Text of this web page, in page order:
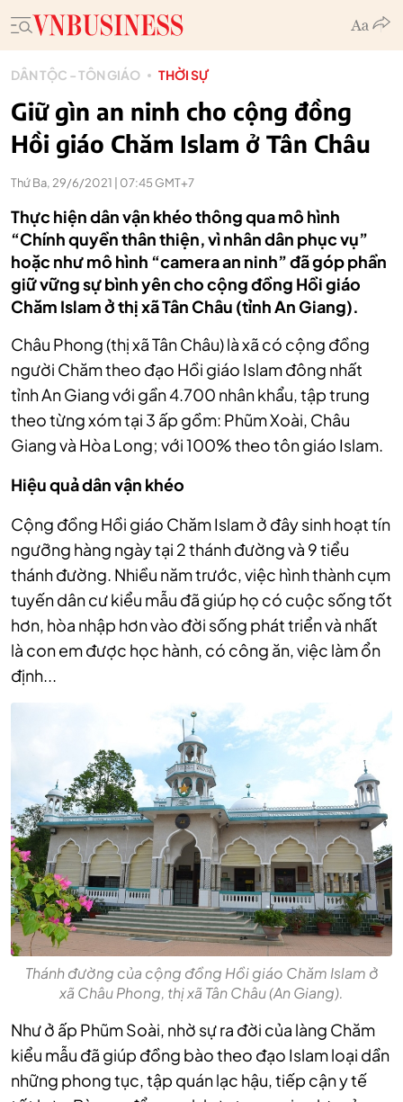
DÂN TỘC - TÔN GIÁO THỜI SỰ
Giữ gìn an ninh cho cộng đồng
Hồi giáo Chăm Islam ở Tân Châu
Thứ Ba, 29/6/2021 | 07:45 GMT+7
Thực hiện dân vận khéo thông qua mô hình
“Chính quyền thân thiện, vì nhân dân phục vụ”
hoặc như mô hình “camera an ninh” đã góp phần
giữ vững sự bình yên cho cộng đồng Hồi giáo
Chăm Islam ở thị xã Tân Châu (tỉnh An Giang).
Châu Phong (thị xã Tân Châu) là xã có cộng đồng
người Chăm theo đạo Hồi giáo Islam đông nhất
tỉnh An Giang với gần 4.700 nhân khẩu, tập trung
theo từng xóm tại 3 ấp gồm: Phũm Xoài, Châu
Giang và Hòa Long; với 100% theo tôn giáo Islam.
Hiệu quả dân vận khéo
Cộng đồng Hồi giáo Chăm Islam ở đây sinh hoạt tín
ngưỡng hàng ngày tại 2 thánh đường và 9 tiểu
thánh đường. Nhiều năm trước, việc hình thành cụm
tuyến dân cư kiểu mẫu đã giúp họ có cuộc sống tốt
hơn, hòa nhập hơn vào đời sống phát triển và nhất
là con em được học hành, có công ăn, việc làm ổn
định...
Thánh đường của cộng đồng Hồi giáo Chăm Islam ở
xã Châu Phong, thị xã Tân Châu (An Giang).
Như ở ấp Phũm Soài, nhờ sự ra đời của làng Chăm
kiểu mẫu đã giúp đồng bào theo đạo Islam loại dần
những phong tục, tập quán lạc hậu, tiếp cận y tế